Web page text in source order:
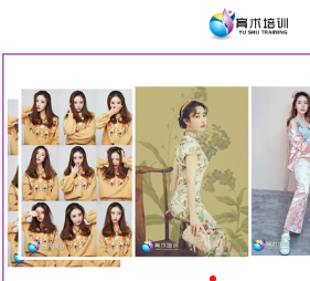
26年第2期摄影培训定于6月15日开课